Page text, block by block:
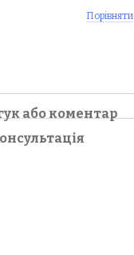
Порівняти
або коментар